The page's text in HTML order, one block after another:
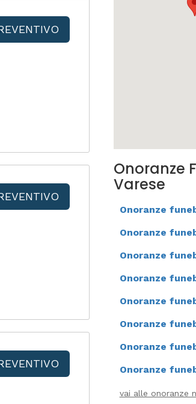
Onoranze
Varese
Onoranze
Onoranze
Onoranze
Onoranze
Onoranze
Onoranze
Onoranze
Onoranze
vai alle onoranze